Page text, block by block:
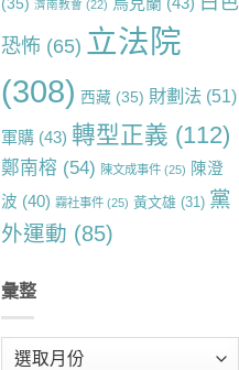
濟南教會 (22)
恐怖 (65) 立法院
(308) 西藏(35) 財劃法(51)
軍購(43) 轉型正義 (112)
鄭南榕 (54) 陳文成事件(25) 陳澄
波 (40) 霧社事件(25) 黃文雄(31) 黨
外運動 (85)
彙整